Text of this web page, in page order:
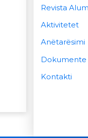
Revista
Aktivitetet
Anëtarësimi
Dokumente
Kontakti